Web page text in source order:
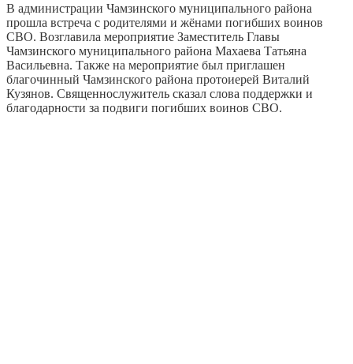
В администрации Чамзинского муниципального района
прошла встреча с родителями и жёнами погибших воинов
СВО. Возглавила мероприятие Заместитель Главы
Чамзинского муниципального района Махаева Татьяна
Васильевна. Также на мероприятие был приглашен
благочинный Чамзинского района протоиерей Виталий
Кузянов. Священнослужитель сказал слова поддержки и
благодарности за подвиги погибших воинов СВО.